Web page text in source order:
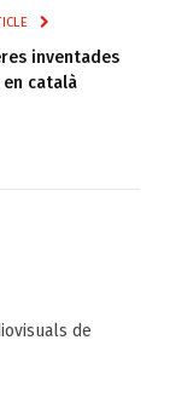
inventades
català
de